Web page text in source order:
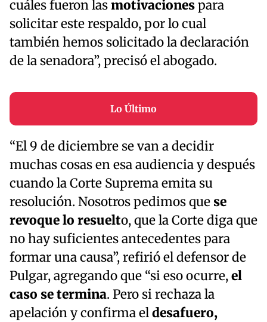
cuáles fueron lasmotivacionespara
solicitar este respaldo, por lo cual
también hemos solicitado la declaración
de la senadora”, precisó el abogado.
Lo Último
“El 9 de diciembre se van a decidir
muchas cosas en esa audiencia y después
cuando la Corte Suprema emita su
resolución. Nosotros pedimos que se
revoque lo resuelto, que la Corte diga que
no hay suficientes antecedentes para
formar una causa”, refirió el defensor de
Pulgar, agregando que “si eso ocurre,el
caso se termina. Pero si rechaza la
apelación y confirma eldesafuero,